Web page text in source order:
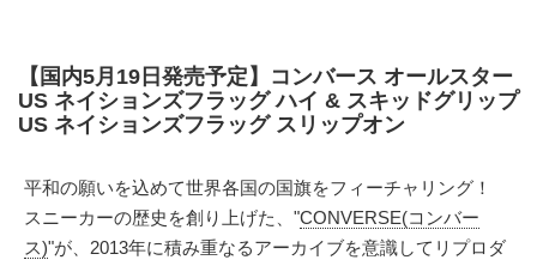
【国内5月19日発売予定】コンバース オールスター
US ネイションズフラッグ ハイ & スキッドグリップ
US ネイションズフラッグ スリップオン
平和の願いを込めて世界各国の国旗をフィーチャリング！
スニーカーの歴史を創り上げた、"CONVERSE(コンバー
ス)"が、2013年に積み重なるアーカイブを意識してリプロダ